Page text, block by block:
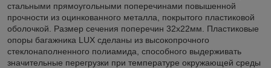
стальными прямоугольными поперечинами повышенной
прочности из оцинкованного металла, покрытого пластиковой
оболочкой. Размер сечения поперечин 32х22мм. Пластиковые
опоры багажника LUX сделаны из высокопрочного
стеклонаполненного полиамида, способного выдерживать
значительные перегрузки при температуре окружающей среды